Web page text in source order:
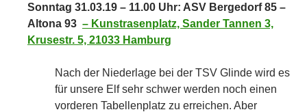
Sonntag 31.03.19 – 11.00 Uhr: ASV Bergedorf 85 –
Altona 93 – Kunstrasenplatz, Sander Tannen 3,
Krusestr. 5, 21033 Hamburg
Nach der Niederlage bei der TSV Glinde wird es
für unsere Elf sehr schwer werden noch einen
vorderen Tabellenplatz zu erreichen. Aber